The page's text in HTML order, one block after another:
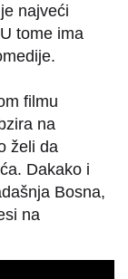
najveći
tome ima
filmu
na
želi da
Dakako i
Bosna,
na